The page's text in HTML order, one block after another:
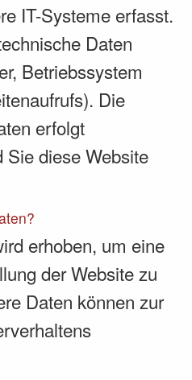
IT-Systeme erfasst.
Daten
Betriebssystem
Die
erfolgt
Sie diese Website
erhoben, um eine
der Website zu
Daten können zur